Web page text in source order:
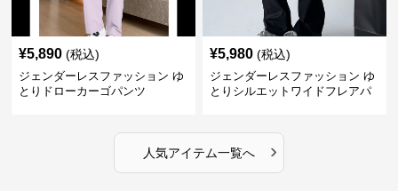
¥5,890 (税込)
ジェンダーレスファッション ゆ
とりドローカーゴパンツ
¥5,980 (税込)
ジェンダーレスファッション ゆ
とりシルエットワイドフレアパ
人気アイテム一覧へ ›